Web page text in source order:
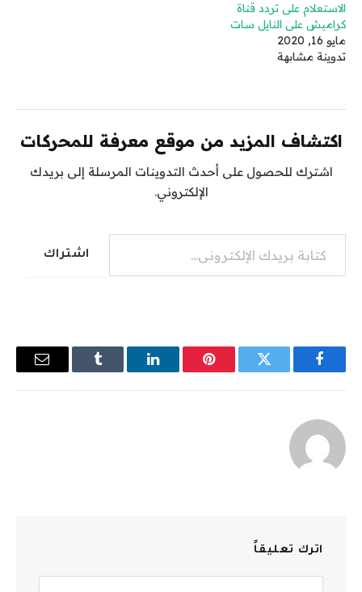
الاستعلام على تردد قناة
كراميش على النايل سات
مايو 16, 2020
تدوينة مشابهة
اكتشاف المزيد من موقع معرفة للمحركات
اشترك للحصول على أحدث التدوينات المرسلة إلى بريدك
الإلكتروني.
كتابة بريدك الإلكتروني...
اشتراك
فيسبوك تويتر بينتيريستلينكدإن Tumblr
البريد
اترك تعليقاً